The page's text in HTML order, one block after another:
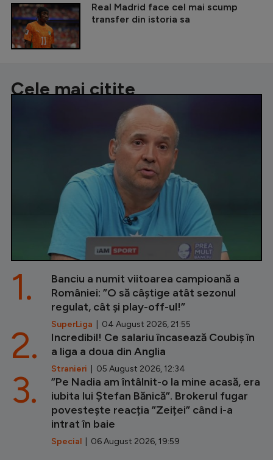
Real Madrid face cel mai scump
transfer din istoria sa
Cele mai citite
Banciu a numit viitoarea campioană a
României: ”O să câștige atât sezonul
regulat, cât și play-off-ul!”
SuperLiga | 04 August 2026, 21:55
1.
Incredibil! Ce salariu încasează Coubiș în
a liga a doua din Anglia
Stranieri | 05 August 2026, 12:34
2.
”Pe Nadia am întâlnit-o la mine acasă, era
iubita lui Ștefan Bănică”. Brokerul fugar
povestește reacția ”Zeiței” când i-a
intrat în baie
Special | 06 August 2026, 19:59
3.